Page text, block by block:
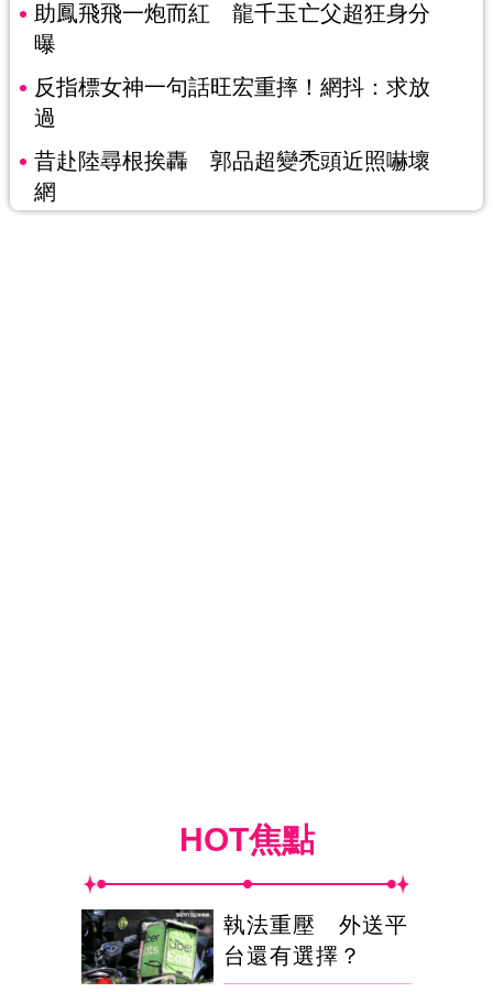
助鳳飛飛一炮而紅 龍千玉亡父超狂身分
曝
反指標女神一句話旺宏重摔！網抖：求放
過
昔赴陸尋根挨轟 郭品超變禿頭近照嚇壞
網
HOT焦點
執法重壓 外送平
台還有選擇？